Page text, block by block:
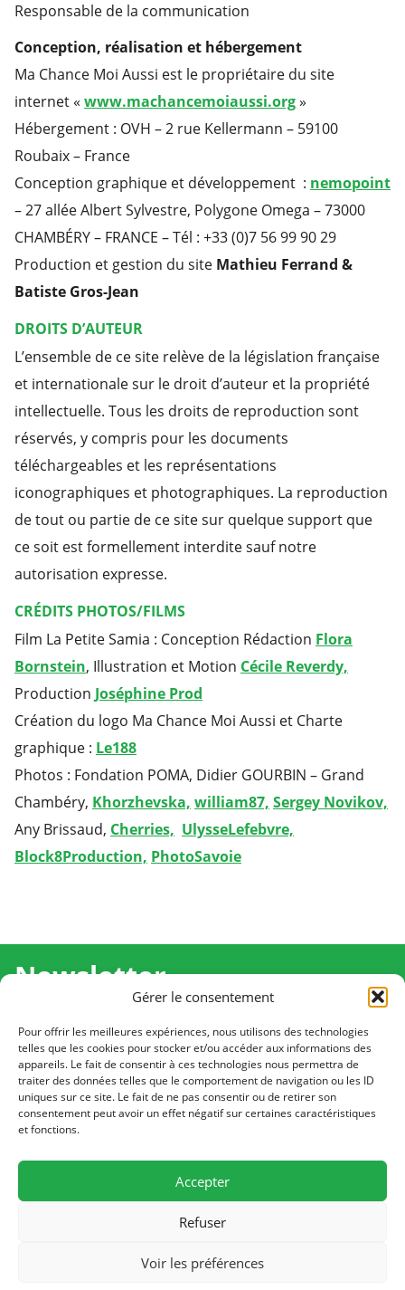
Gérer le consentement
Pour offrir les meilleures expériences, nous utilisons des technologies
telles que les cookies pour stocker et/ou accéder aux informations des
appareils. Le fait de consentir à ces technologies nous permettra de
traiter des données telles que le comportement de navigation ou les ID
uniques sur ce site. Le fait de ne pas consentir ou de retirer son
consentement peut avoir un effet négatif sur certaines caractéristiques
et fonctions.
Accepter
Refuser
Voir les préférences
Responsable de la communication
Conception, réalisation et hébergement
Ma Chance Moi Aussi est le propriétaire du site
internet « www.machancemoiaussi.org»
Hébergement : OVH – 2 rue Kellermann – 59100
Roubaix – France
Conception graphique et développement : nemopoint
– 27 allée Albert Sylvestre, Polygone Omega – 73000
CHAMBÉRY – FRANCE – Tél : +33 (0)7 56 99 90 29
Production et gestion du site Mathieu Ferrand &
Batiste Gros-Jean
DROITS D’AUTEUR
L’ensemble de ce site relève de la législation française
et internationale sur le droit d’auteur et la propriété
intellectuelle. Tous les droits de reproduction sont
réservés, y compris pour les documents
téléchargeables et les représentations
iconographiques et photographiques. La reproduction
de tout ou partie de ce site sur quelque support que
ce soit est formellement interdite sauf notre
autorisation expresse.
CRÉDITS PHOTOS/FILMS
Film La Petite Samia : Conception Rédaction Flora
Bornstein, Illustration et Motion Cécile Reverdy,
Production Joséphine Prod
Création du logo Ma Chance Moi Aussi et Charte
graphique : Le188
Photos : Fondation POMA, Didier GOURBIN – Grand
Chambéry, Khorzhevska, william87, Sergey Novikov,
Any Brissaud, Cherries, UlysseLefebvre,
Block8Production, PhotoSavoie
Newsletter
Recevez l'actualité de Ma Chance Moi Aussi pour en
savoir plus sur nos temps forts et nos résultats.
Cliquez pour vous inscrire